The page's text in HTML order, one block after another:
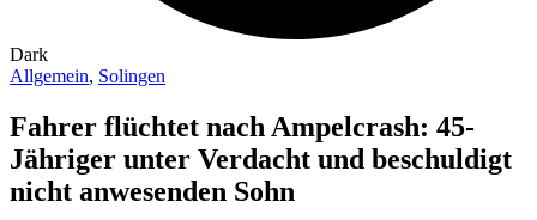
Dark
Allgemein, Solingen
Fahrer flüchtet nach Ampelcrash: 45-
Jähriger unter Verdacht und beschuldigt
nicht anwesenden Sohn